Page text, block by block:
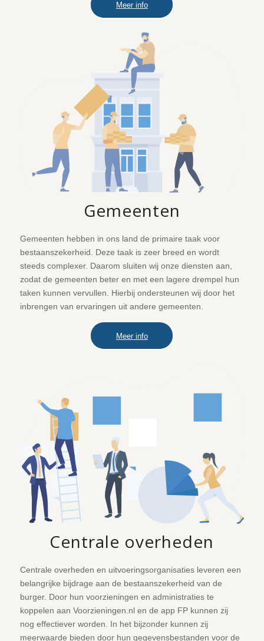
Meer info
Gemeenten
Gemeenten hebben in ons land de primaire taak voor
bestaanszekerheid. Deze taak is zeer breed en wordt
steeds complexer. Daarom sluiten wij onze diensten aan,
zodat de gemeenten beter en met een lagere drempel hun
taken kunnen vervullen. Hierbij ondersteunen wij door het
inbrengen van ervaringen uit andere gemeenten.
Meer info
Centrale overheden
Centrale overheden en uitvoeringsorganisaties leveren een
belangrijke bijdrage aan de bestaanszekerheid van de
burger. Door hun voorzieningen en administraties te
koppelen aan Voorzieningen.nl en de app FP kunnen zij
nog effectiever worden. In het bijzonder kunnen zij
meerwaarde bieden door hun gegevensbestanden voor de